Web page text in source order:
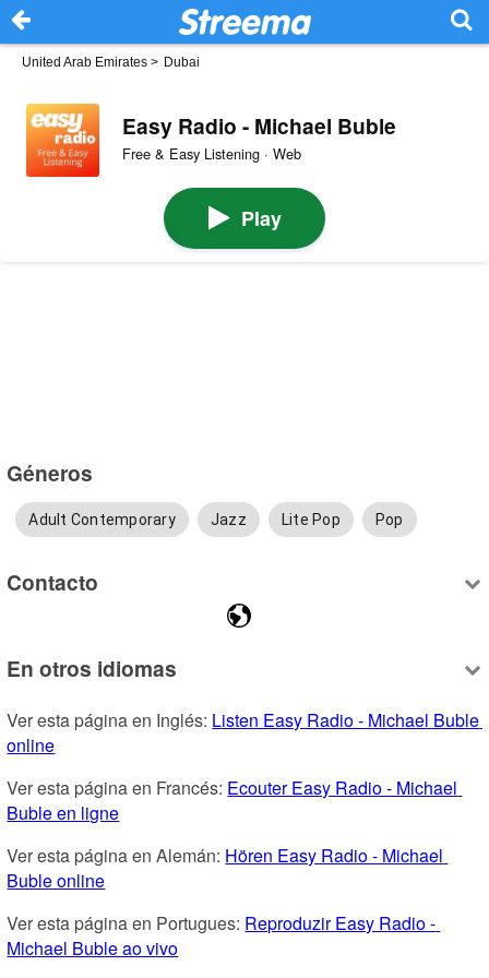
United Arab Emirates > Dubai
Easy Radio - Michael Buble
Free & Easy Listening · Web
Play
Géneros
Adult Contemporary Jazz Lite Pop Pop
Contacto
En otros idiomas
Ver esta página en Inglés: Listen Easy Radio - Michael Buble
online
Ver esta página en Francés: Ecouter Easy Radio - Michael
Buble en ligne
Ver esta página en Alemán: Hören Easy Radio - Michael
Buble online
Ver esta página en Portugues: Reproduzir Easy Radio -
Michael Buble ao vivo